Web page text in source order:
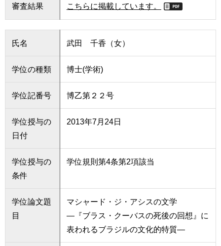
審査結果 こちらに掲載しています。
氏名 武田 千香（女）
学位の種類 博士(学術)
学位記番号 博乙第２２号
学位授与の
日付
2013年7月24日
学位授与の
条件
学位規則第4条第2項該当
学位論文題
目
マシャード・ジ・アシスの文学
―『ブラス・クーバスの死後の回想』に
表われるブラジルの文化的特質―